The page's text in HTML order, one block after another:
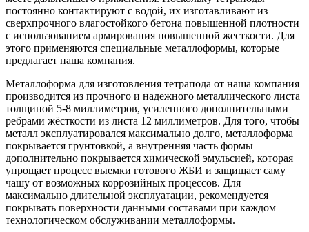
постоянно контактируют с водой, их изготавливают из
сверхпрочного влагостойкого бетона повышенной плотности
с использованием армирования повышенной жесткости. Для
этого применяются специальные металлоформы, которые
предлагает наша компания.
Металлоформа для изготовления тетрапода от наша компания
производится из прочного и надежного металлического листа
толщиной 5-8 миллиметров, усиленного дополнительными
ребрами жёсткости из листа 12 миллиметров. Для того, чтобы
металл эксплуатировался максимально долго, металлоформа
покрывается грунтовкой, а внутренняя часть формы
дополнительно покрывается химической эмульсией, которая
упрощает процесс выемки готового ЖБИ и защищает саму
чашу от возможных коррозийных процессов. Для
максимально длительной эксплуатации, рекомендуется
покрывать поверхности данными составами при каждом
технологическом обслуживании металлоформы.